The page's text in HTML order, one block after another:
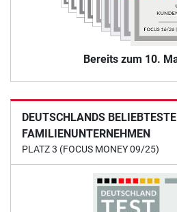
Bereits zum 10.
DEUTSCHLANDS BELIEBTESTE
FAMILIENUNTERNEHMEN
PLATZ 3 (FOCUS MONEY 09/25)